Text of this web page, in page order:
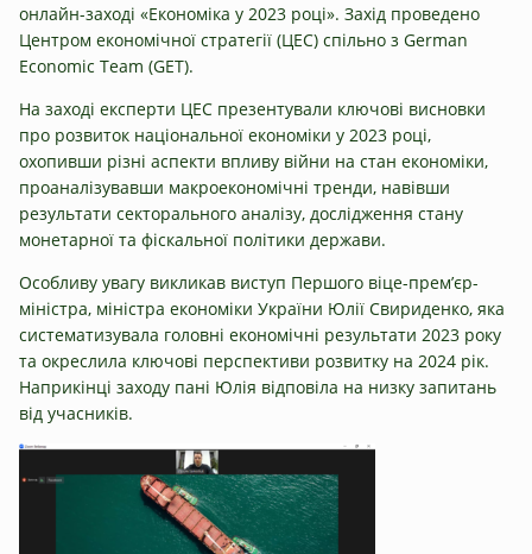
онлайн-заході «Економіка у 2023 році». Захід проведено
Центром економічної стратегії (ЦЕС) спільно з German
Economic Team (GET).
На заході експерти ЦЕС презентували ключові висновки
про розвиток національної економіки у 2023 році,
охопивши різні аспекти впливу війни на стан економіки,
проаналізувавши макроекономічні тренди, навівши
результати секторального аналізу, дослідження стану
монетарної та фіскальної політики держави.
Особливу увагу викликав виступ Першого віце-прем’єр-
міністра, міністра економіки України Юлії Свириденко, яка
систематизувала головні економічні результати 2023 року
та окреслила ключові перспективи розвитку на 2024 рік.
Наприкінці заходу пані Юлія відповіла на низку запитань
від учасників.